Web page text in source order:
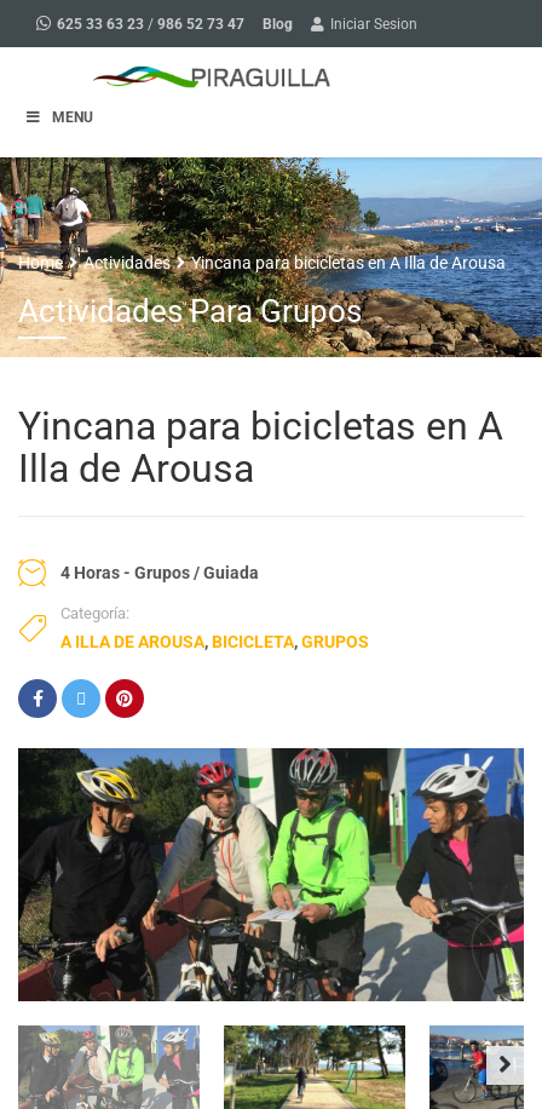
625 33 63 23 / 986 52 73 47 Blog Iniciar Sesion
MENU
Home Actividades Yincana para bicicletas en A Illa de Arousa
Actividades Para Grupos
Yincana para bicicletas en A
Illa de Arousa
4 Horas - Grupos / Guiada
Categoría:
A ILLA DE AROUSA,BICICLETA,GRUPOS